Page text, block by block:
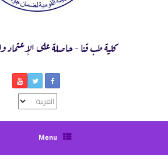
كلية طب قنا - حاصلة على الإعتماد
اختر
لغة
Menu